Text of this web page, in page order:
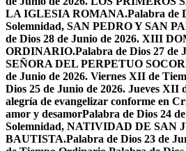
LA IGLESIA ROMANA.Palabra de
Solemnidad, SAN PEDRO Y SAN
de Dios 28 de Junio de 2026. XIII
ORDINARIO.Palabra de Dios 27 de
SEÑORA DEL PERPETUO
de Junio de 2026. Viernes XII de
Dios 25 de Junio de 2026. Jueves
alegría de evangelizar conforme en
amor y desamorPalabra de Dios 24
Solemnidad, NATIVIDAD DE SAN
BAUTISTA.Palabra de Dios 23 de